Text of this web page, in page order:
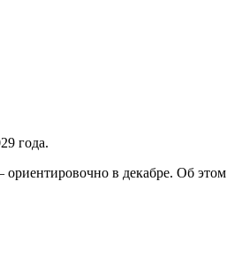
года.
в декабре. Об этом